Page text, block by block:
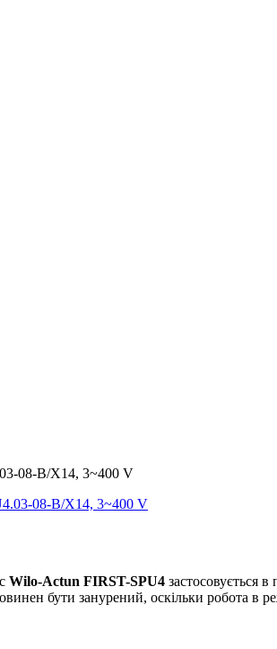
08-B/X14, 3~400 V
Wilo-Actun FIRST-SPU4 застосовується в
бути занурений, оскільки робота в